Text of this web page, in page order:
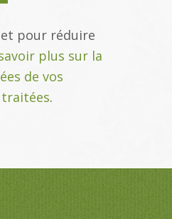
pour réduire
plus sur la
de vos
.